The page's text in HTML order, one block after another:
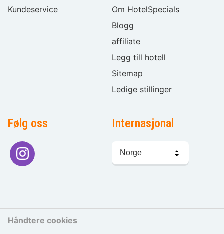
Kundeservice
Om HotelSpecials
Blogg
affiliate
Legg till hotell
Sitemap
Ledige stillinger
Følg oss Internasjonal
Håndtere cookies